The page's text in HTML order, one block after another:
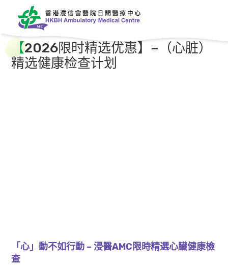
【2026限时精选优惠】–（心脏）
精选健康检查计划
「心」動不如行動 – 浸醫AMC限時精選心臟健康檢
查